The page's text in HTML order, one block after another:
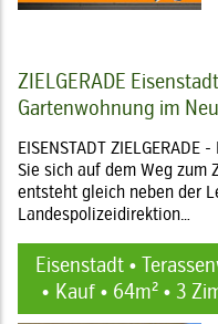
ZIELGERADE
Gartenwohnung im
EISENSTADT
Sie sich auf dem Weg zum
entsteht gleich neben der
Landespolizeidirektion…
Eisenstadt •
Kauf • 64m² • 3